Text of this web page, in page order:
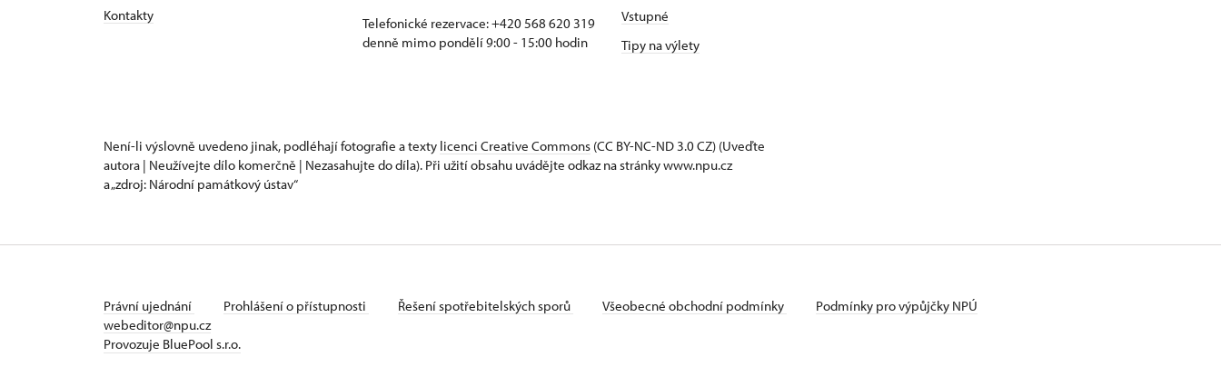
Kontakty
Telefonické rezervace: +420 568 620 319
denně mimo pondělí 9:00 - 15:00 hodin
Vstupné
Tipy na výlety
Není-li výslovně uvedeno jinak, podléhají fotografie a texty licenci Creative Commons (CC BY-NC-ND 3.0 CZ) (Uveďte
autora | Neužívejte dílo komerčně | Nezasahujte do díla). Při užití obsahu uvádějte odkaz na stránky www.npu.cz
a „zdroj: Národní památkový ústav“
Právní ujednání Prohlášení o přístupnosti Řešení spotřebitelských sporů Všeobecné obchodní podmínky
Podmínky pro výpůjčky NPÚ
webeditor@npu.cz
Provozuje BluePool s.r.o.